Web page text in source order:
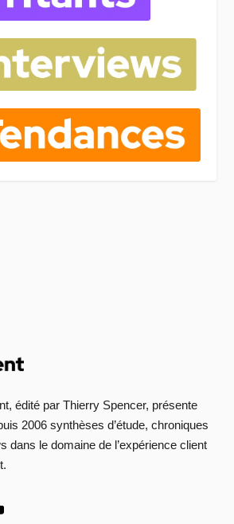
édité par Thierry Spencer, présente
2006 synthèses d’étude, chroniques
dans le domaine de l’expérience client